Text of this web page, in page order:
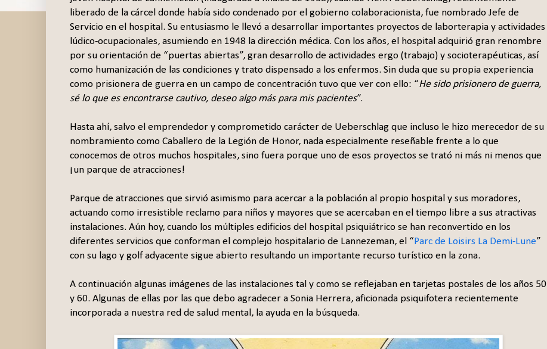
liberado de la cárcel donde había sido condenado por el gobierno colaboracionista, fue nombrado Jefe de
Servicio en el hospital. Su entusiasmo le llevó a desarrollar importantes proyectos de laborterapia y actividades
lúdico-ocupacionales, asumiendo en 1948 la dirección médica. Con los años, el hospital adquirió gran renombre
por su orientación de “puertas abiertas”, gran desarrollo de actividades ergo (trabajo) y socioterapéuticas, así
como humanización de las condiciones y trato dispensado a los enfermos. Sin duda que su propia experiencia
como prisionera de guerra en un campo de concentración tuvo que ver con ello: “He sido prisionero de guerra,
sé lo que es encontrarse cautivo, deseo algo más para mis pacientes”.
Hasta ahí, salvo el emprendedor y comprometido carácter de Ueberschlag que incluso le hizo merecedor de su
nombramiento como Caballero de la Legión de Honor, nada especialmente reseñable frente a lo que
conocemos de otros muchos hospitales, sino fuera porque uno de esos proyectos se trató ni más ni menos que
¡un parque de atracciones!
Parque de atracciones que sirvió asimismo para acercar a la población al propio hospital y sus moradores,
actuando como irresistible reclamo para niños y mayores que se acercaban en el tiempo libre a sus atractivas
instalaciones. Aún hoy, cuando los múltiples edificios del hospital psiquiátrico se han reconvertido en los
diferentes servicios que conforman el complejo hospitalario de Lannezeman, el “ Parc de Loisirs La Demi-Lune”
con su lago y golf adyacente sigue abierto resultando un importante recurso turístico en la zona.
A continuación algunas imágenes de las instalaciones tal y como se reflejaban en tarjetas postales de los años 50
y 60. Algunas de ellas por las que debo agradecer a Sonia Herrera, aficionada psiquifotera recientemente
incorporada a nuestra red de salud mental, la ayuda en la búsqueda.